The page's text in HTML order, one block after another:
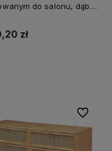
do salonu, dąb
zł
Do